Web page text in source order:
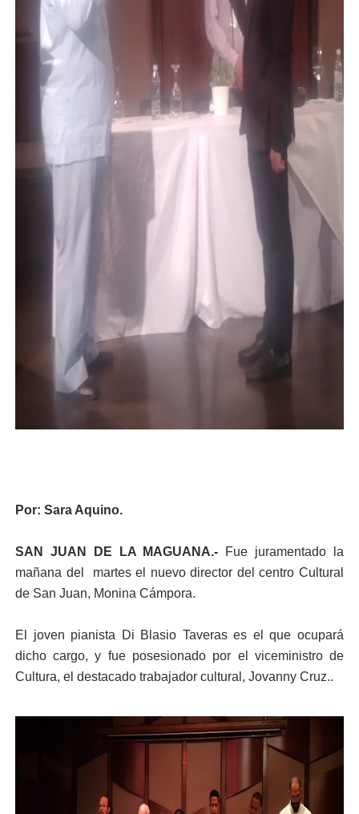
Por: Sara Aquino.
SAN JUAN DE LA MAGUANA.- Fue juramentado la
mañana del martes el nuevo director del centro Cultural
de San Juan, Monina Cámpora.
El joven pianista Di Blasio Taveras es el que ocupará
dicho cargo, y fue posesionado por el viceministro de
Cultura, el destacado trabajador cultural, Jovanny Cruz..